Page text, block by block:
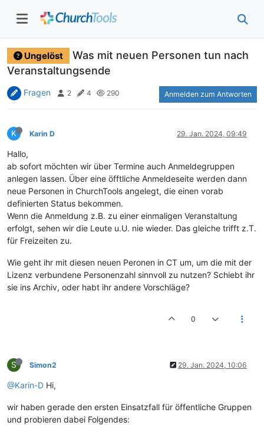
Ungelöst
Was mit neuen Personen tun nach
Veranstaltungsende
Fragen 2 4 290 Anmelden zum Antworten
K Karin D 29. Jan. 2024, 09:49
Hallo,
ab sofort möchten wir über Termine auch Anmeldegruppen
anlegen lassen. Über eine öfftliche Anmeldeseite werden dann
neue Personen in ChurchTools angelegt, die einen vorab
definierten Status bekommen.
Wenn die Anmeldung z.B. zu einer einmaligen Veranstaltung
erfolgt, sehen wir die Leute u.U. nie wieder. Das gleiche trifft z.T.
für Freizeiten zu.
Wie geht ihr mit diesen neuen Peronen in CT um, um die mit der
Lizenz verbundene Personenzahl sinnvoll zu nutzen? Schiebt ihr
sie ins Archiv, oder habt ihr andere Vorschläge?
0
S Simon2 29. Jan. 2024, 10:06
@Karin-D Hi,
wir haben gerade den ersten Einsatzfall für öffentliche Gruppen
und probieren dabei Folgendes: